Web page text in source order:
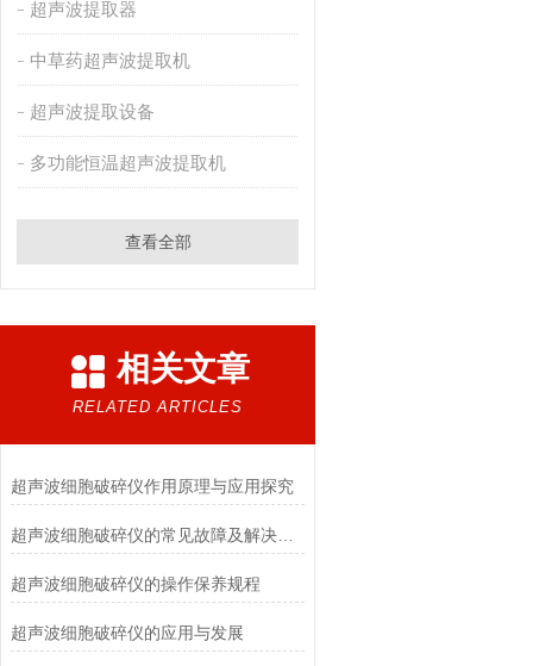
超声波提取器
中草药超声波提取机
超声波提取设备
多功能恒温超声波提取机
查看全部
相关文章
RELATED ARTICLES
超声波细胞破碎仪作用原理与应用探究
超声波细胞破碎仪的常见故障及解决办法
超声波细胞破碎仪的操作保养规程
超声波细胞破碎仪的应用与发展